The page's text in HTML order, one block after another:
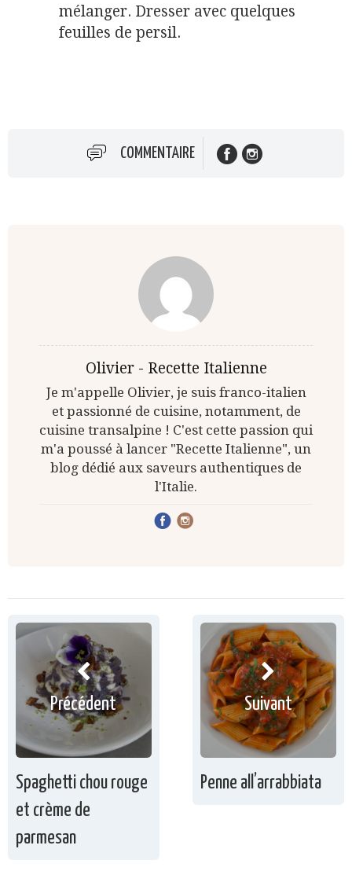
mélanger. Dresser avec quelques
feuilles de persil.
COMMENTAIRE
Olivier - Recette Italienne
Je m'appelle Olivier, je suis franco-italien
et passionné de cuisine, notamment, de
cuisine transalpine ! C'est cette passion qui
m'a poussé à lancer "Recette Italienne", un
blog dédié aux saveurs authentiques de
l'Italie.
Précédent
Spaghetti chou rouge
et crème de
parmesan
Suivant
Penne all’arrabbiata